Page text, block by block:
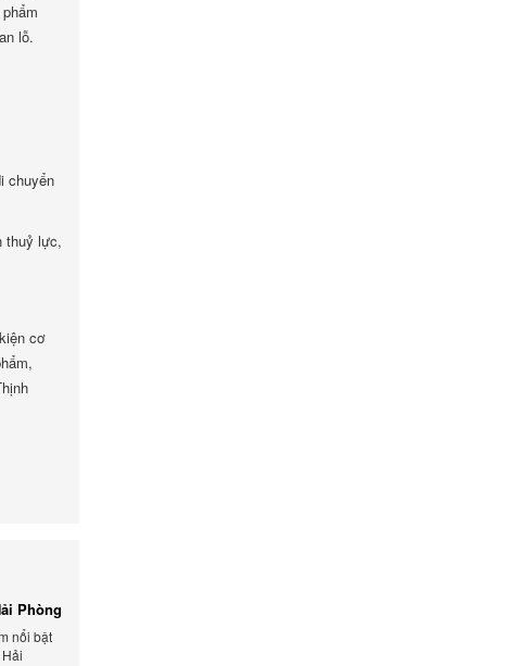
lỗ.
chuyển
thuỷ lực,
cơ
Phòng
nổi bật